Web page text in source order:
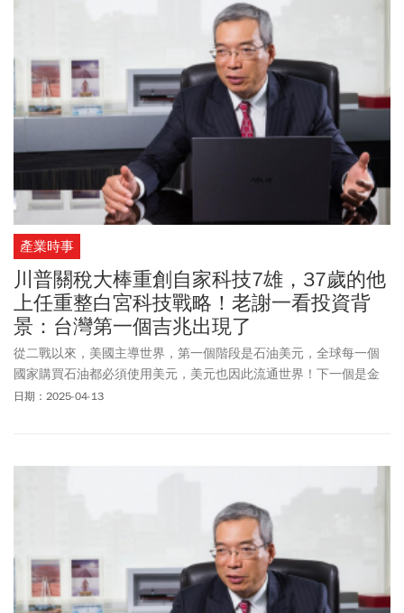
產業時事
川普關稅大棒重創自家科技7雄，37歲的他
上任重整白宮科技戰略！老謝一看投資背
景：台灣第一個吉兆出現了
從二戰以來，美國主導世界，第一個階段是石油美元，全球每一個
國家購買石油都必須使用美元，美元也因此流通世界！下一個是金
融美元，美元主宰全球金融市場，全都使用美元交易，即使中國要
日期：2025-04-13